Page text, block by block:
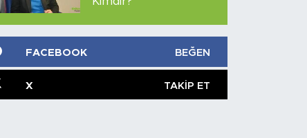
FACEBOOK BEĞEN
X TAKIP ET